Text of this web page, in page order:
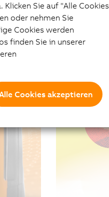
Sie auf "Alle Cookies
oder nehmen Sie
Cookies werden
finden Sie in unserer
Cookies akzeptieren